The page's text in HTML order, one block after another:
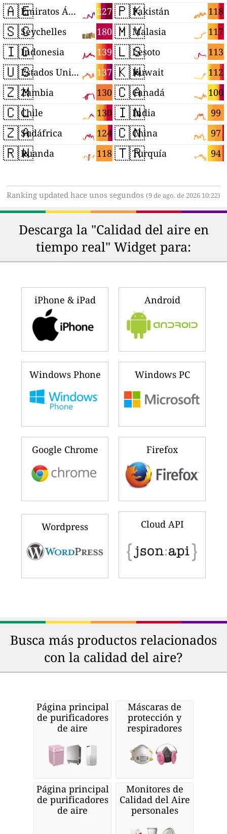
🇦🇪 227
Emiratos Árabes Unidos
🇸🇨 180
Seychelles
🇮🇩 139
Indonesia
🇺🇸 137
Estados Unidos
🇿🇲 130
Zambia
🇨🇱 130
Chile
🇿🇦 124
Sudáfrica
🇷🇼 118
Ruanda
🇵🇰 118
Pakistán
🇲🇾 117
Malasia
🇱🇸 113
Lesoto
🇰🇼 112
Kuwait
🇨🇦 100
Canadá
🇮🇳 99
India
🇨🇳 97
China
🇹🇷 94
Turquía
Ranking updated hace unos segundos (9 de ago. de 2026 10:22)
Descarga la "Calidad del aire en
tiempo real" Widget para:
iPhone & iPad Android
Windows Phone Windows PC
Google Chrome Firefox
Wordpress Cloud API
Busca más productos relacionados
con la calidad del aire?
Página principal
de purificadores
de aire
Máscaras de
protección y
respiradores
Página principal
de purificadores
de aire
Monitores de
Calidad del Aire
personales